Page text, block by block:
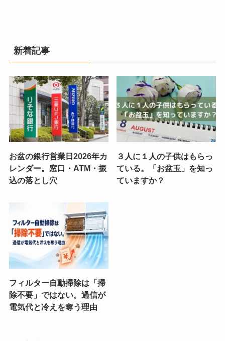
新着記事
お盆の銀行営業日2026年カ
レンダー。窓口・ATM・振
込の落とし穴
３人に１人の子供はもらっ
ている。「お盆玉」を知っ
ていますか？
フィルター自動掃除は「掃
除不要」ではない。過信が
電気代と冷えを奪う理由